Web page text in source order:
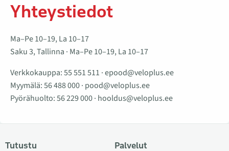
Yhteystiedot
Ma–Pe 10–19, La 10–17
Saku 3, Tallinna · Ma–Pe 10–19, La 10–17
Verkkokauppa:55 551 511 ·epood@veloplus.ee
Myymälä:56 488 000· pood@veloplus.ee
Pyörähuolto:56 229 000· hooldus@veloplus.ee
Tutustu Palvelut